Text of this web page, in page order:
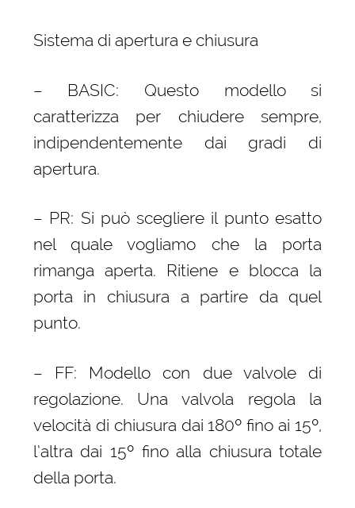
Sistema di apertura e chiusura
– BASIC: Questo modello si
caratterizza per chiudere sempre,
indipendentemente dai gradi di
apertura.
– PR: Si può scegliere il punto esatto
nel quale vogliamo che la porta
rimanga aperta. Ritiene e blocca la
porta in chiusura a partire da quel
punto.
– FF: Modello con due valvole di
regolazione. Una valvola regola la
velocità di chiusura dai 180º fino ai 15º,
l’altra dai 15º fino alla chiusura totale
della porta.